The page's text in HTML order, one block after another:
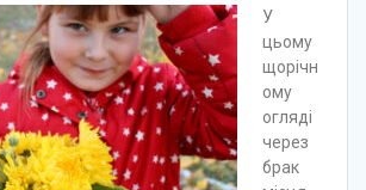
У
цьому
щорічн
ому
огляді
через
брак